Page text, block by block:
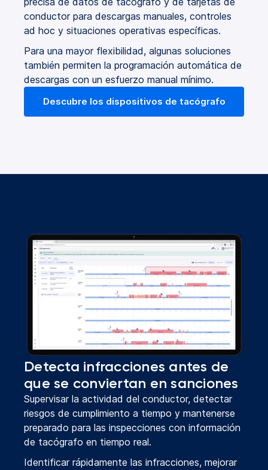
conductor para descargas manuales, controles
ad hoc y situaciones operativas específicas.
Para una mayor flexibilidad, algunas soluciones
también permiten la programación automática de
descargas con un esfuerzo manual mínimo.
Descubre los dispositivos de tacógrafo
Detecta infracciones antes de
que se conviertan en sanciones
Supervisar la actividad del conductor, detectar
riesgos de cumplimiento a tiempo y mantenerse
preparado para las inspecciones con información
de tacógrafo en tiempo real.
Identificar rápidamente las infracciones, mejorar